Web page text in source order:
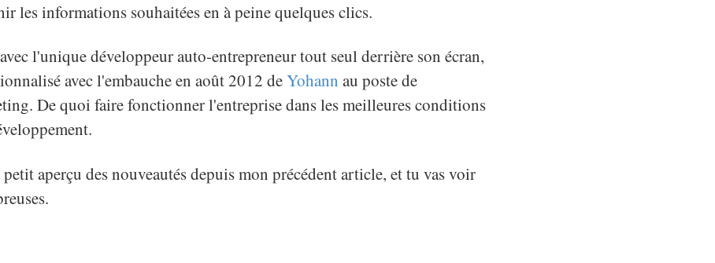
les informations souhaitées en à peine quelques clics.
l'unique développeur auto-entrepreneur tout seul derrière son écran,
avec l'embauche en août 2012 deYohann au poste de
De quoi faire fonctionner l'entreprise dans les meilleures conditions
aperçu des nouveautés depuis mon précédent article, et tu vas voir